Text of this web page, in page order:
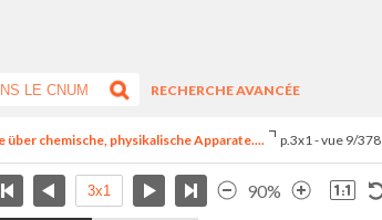
RECHERCHE AVANCÉE
chemische, physikalische Apparate.... p.3x1 - vue 9/378
90%